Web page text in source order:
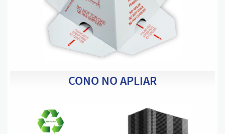
CONO NO APLIAR